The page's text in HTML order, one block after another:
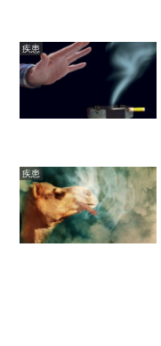
疾患
疾患